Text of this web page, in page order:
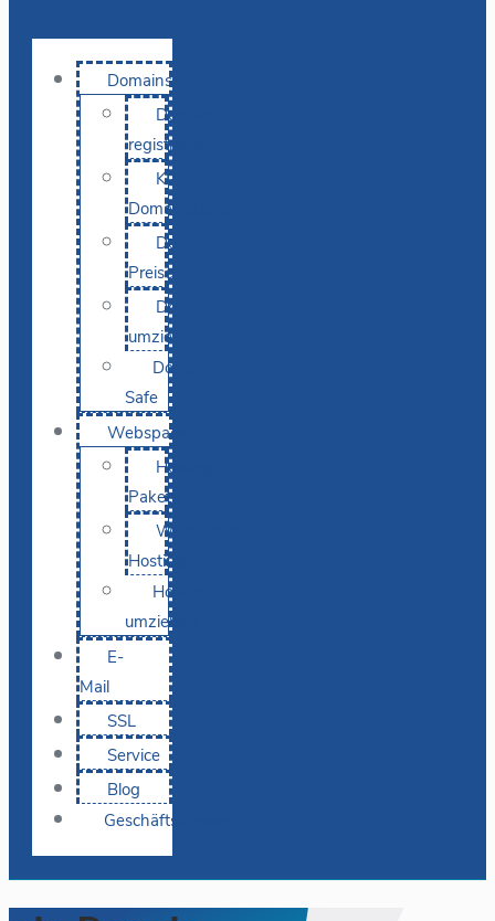
Domains
Domain
registrieren
KI-
Domainsuche
Domain-
Preise
Domain
umziehen
Domain-
Safe
Webspace
Hosting-
Pakete
WordPress
Hosting
Hosting
umziehen
E-
Mail
SSL
Service
Blog
Geschäftskunden